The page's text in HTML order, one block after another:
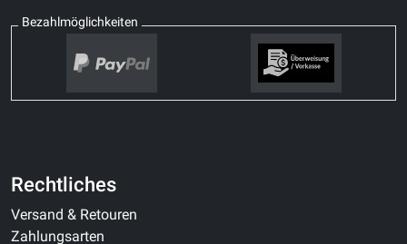
Bezahlmöglichkeiten
Rechtliches
Versand & Retouren
Zahlungsarten